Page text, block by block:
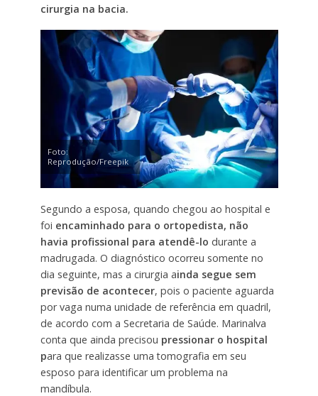
cirurgia na bacia.
Foto:
Reprodução/Freepik
Segundo a esposa, quando chegou ao hospital e
foi encaminhado para o ortopedista, não
havia profissional para atendê-lo durante a
madrugada. O diagnóstico ocorreu somente no
dia seguinte, mas a cirurgia ainda segue sem
previsão de acontecer, pois o paciente aguarda
por vaga numa unidade de referência em quadril,
de acordo com a Secretaria de Saúde. Marinalva
conta que ainda precisou pressionar o hospital
para que realizasse uma tomografia em seu
esposo para identificar um problema na
mandíbula.